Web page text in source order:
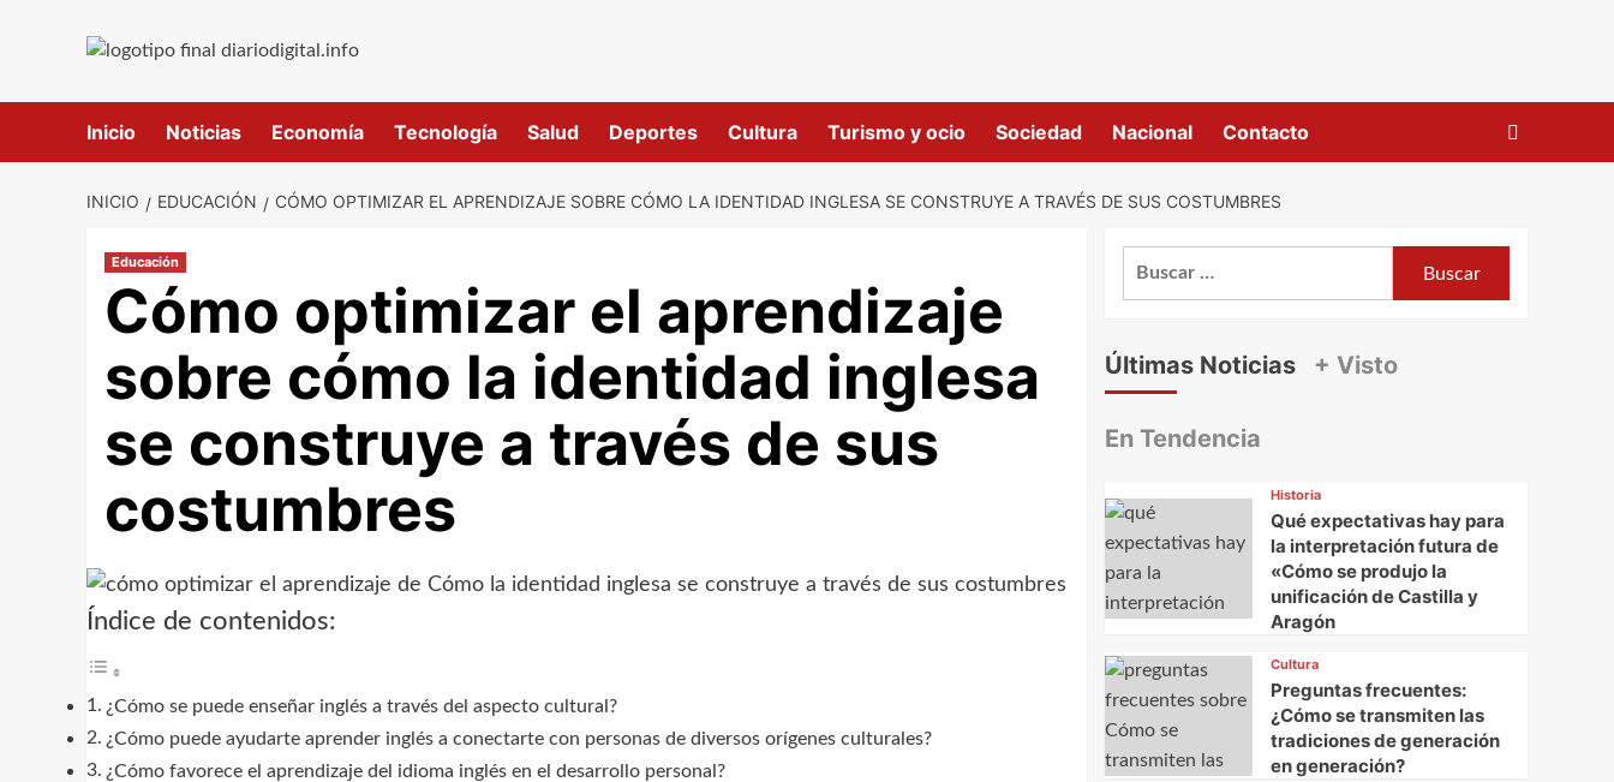
Inicio Noticias Economía Tecnología Salud Deportes Cultura Turismo y ocio Sociedad Nacional Contacto
INICIO EDUCACIÓN CÓMO OPTIMIZAR EL APRENDIZAJE SOBRE CÓMO LA IDENTIDAD INGLESA SE CONSTRUYE A TRAVÉS DE SUS COSTUMBRES
Educación
Cómo optimizar el aprendizaje
sobre cómo la identidad inglesa
se construye a través de sus
costumbres
Índice de contenidos:
¿Cómo se puede enseñar inglés a través del aspecto cultural?
¿Cómo puede ayudarte aprender inglés a conectarte con personas de diversos orígenes culturales?
¿Cómo favorece el aprendizaje del idioma inglés en el desarrollo personal?
Últimas Noticias + Visto
En Tendencia
Historia
Qué expectativas hay para
la interpretación futura de
«Cómo se produjo la
unificación de Castilla y
Aragón
Cultura
Preguntas frecuentes:
¿Cómo se transmiten las
tradiciones de generación
en generación?